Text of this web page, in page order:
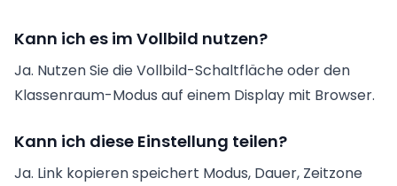
Kann ich es im Vollbild nutzen?
Ja. Nutzen Sie die Vollbild-Schaltfläche oder den
Klassenraum-Modus auf einem Display mit Browser.
Kann ich diese Einstellung teilen?
Ja. Link kopieren speichert Modus, Dauer, Zeitzone